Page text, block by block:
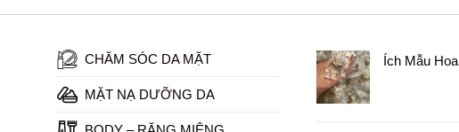
CHĂM SÓC DA MẶT
MẶT NẠ DƯỠNG DA
Ích Mẫu Hoa